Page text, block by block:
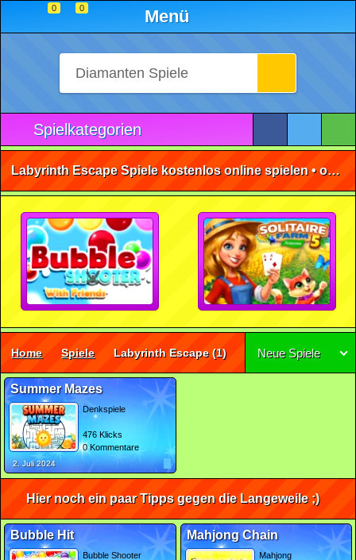
0 0 Menü
Spielkategorien
Labyrinth Escape Spiele kostenlos online spielen • ohne Anmeldung 🕹️
Home Spiele Labyrinth Escape(1) Neue Spiele
Summer Mazes
Denkspiele
476 Klicks
0 Kommentare
2. Juli 2024
Hier noch ein paar Tipps gegen die Langeweile ;)
Bubble Hit
Bubble Shooter
Mahjong Chain
Mahjong